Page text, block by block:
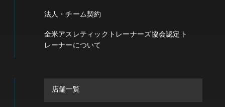
法人・チーム契約
全米アスレティックトレーナーズ協会認定ト
レーナーについて
店舗一覧